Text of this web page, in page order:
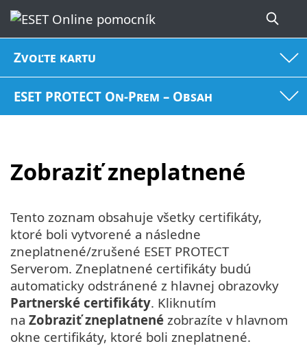
Zvoľte kartu
ESET PROTECT On-Prem – Obsah
Zobraziť zneplatnené
Tento zoznam obsahuje všetky certifikáty,
ktoré boli vytvorené a následne
zneplatnené/zrušené ESET PROTECT
Serverom. Zneplatnené certifikáty budú
automaticky odstránené z hlavnej obrazovky
Partnerské certifikáty. Kliknutím
na Zobraziť zneplatnené zobrazíte v hlavnom
okne certifikáty, ktoré boli zneplatnené.